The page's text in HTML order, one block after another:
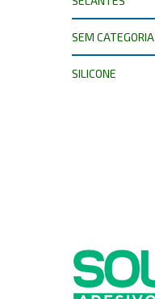
SEM CATEGORIA
SILICONE